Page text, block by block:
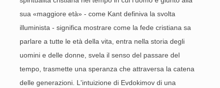
sua «maggiore età» - come Kant definiva la svolta
illuminista - significa mostrare come la fede cristiana sa
parlare a tutte le età della vita, entra nella storia degli
uomini e delle donne, svela il senso del passare del
tempo, trasmette una speranza che attraversa la catena
delle generazioni. L'intuizione di Evdokimov di una